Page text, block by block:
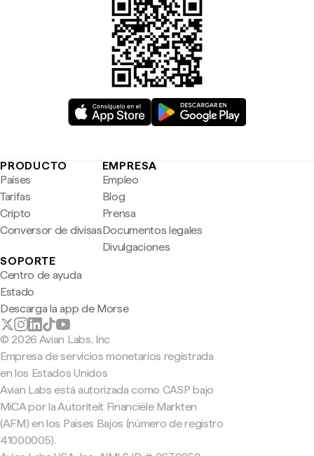
PRODUCTO
Países
Tarifas
Cripto
Conversor de divisas
EMPRESA
Empleo
Blog
Prensa
Documentos legales
Divulgaciones
SOPORTE
Centro de ayuda
Estado
Descarga la app de Morse
© 2026 Avian Labs, Inc
Empresa de servicios monetarios registrada
en los Estados Unidos
Avian Labs está autorizada como CASP bajo
MiCA por la Autoriteit Financiële Markten
(AFM) en los Países Bajos (número de registro
41000005).